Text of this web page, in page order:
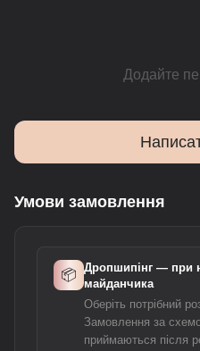
Додайте
Умови замовлення
📦 Дропшипінг — при
майданчика
Оберіть потрібний
Замовлення за
приймаються після